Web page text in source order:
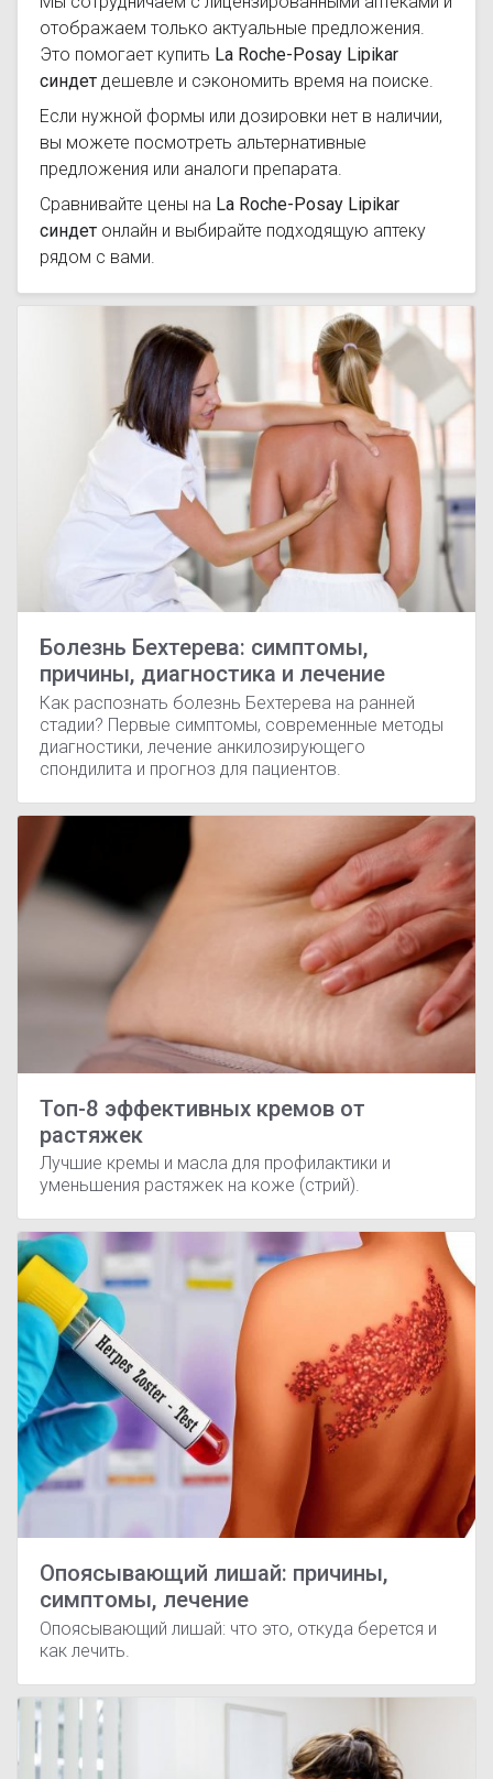
отображаем только актуальные предложения.
Это помогает купить La Roche-Posay Lipikar
синдет дешевле и сэкономить время на поиске.
Если нужной формы или дозировки нет в наличии,
вы можете посмотреть альтернативные
предложения или аналоги препарата.
Сравнивайте цены на La Roche-Posay Lipikar
синдет онлайн и выбирайте подходящую аптеку
рядом с вами.
Болезнь Бехтерева: симптомы,
причины, диагностика и лечение
Как распознать болезнь Бехтерева на ранней
стадии? Первые симптомы, современные методы
диагностики, лечение анкилозирующего
спондилита и прогноз для пациентов.
Топ-8 эффективных кремов от
растяжек
Лучшие кремы и масла для профилактики и
уменьшения растяжек на коже (стрий).
Опоясывающий лишай: причины,
симптомы, лечение
Опоясывающий лишай: что это, откуда берется и
как лечить.